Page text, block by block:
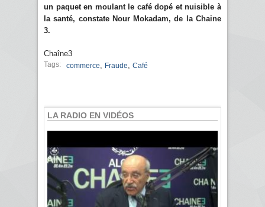
un paquet en moulant le café dopé et nuisible à
la santé, constate Nour Mokadam, de la Chaine
3.
Chaîne3
Tags: commerce Fraude Café
LA RADIO EN VIDÉOS